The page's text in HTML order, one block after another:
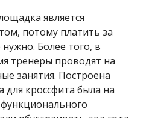
является
потому платить за
Более того, в
тренеры проводят на
занятия. Построена
кроссфита была на